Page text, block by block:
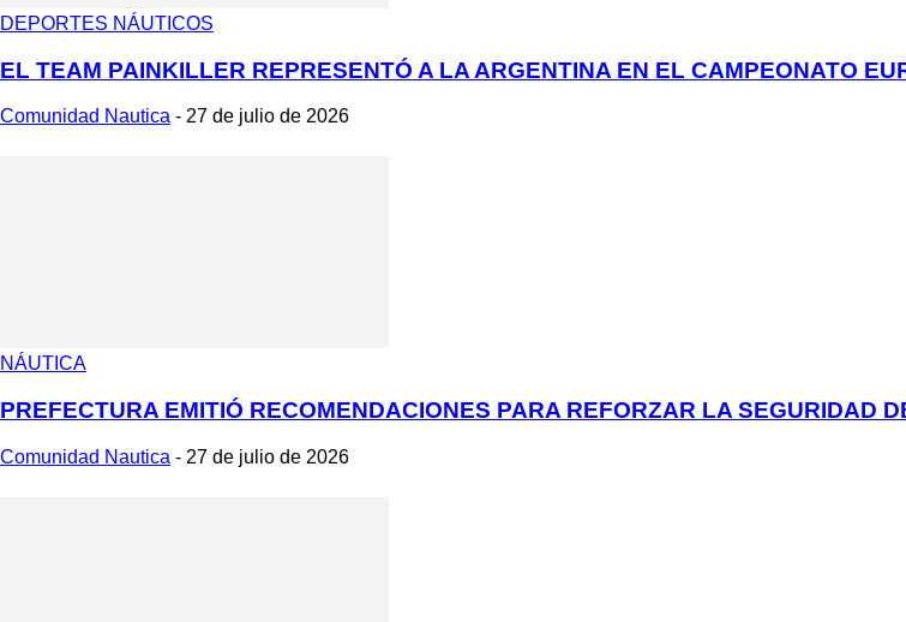
DEPORTES NÁUTICOS
EL TEAM PAINKILLER REPRESENTÓ A LA ARGENTINA EN EL CAMPEONATO
Comunidad Nautica - 27 de julio de 2026
NÁUTICA
PREFECTURA EMITIÓ RECOMENDACIONES PARA REFORZAR LA SEGURIDAD
Comunidad Nautica - 27 de julio de 2026